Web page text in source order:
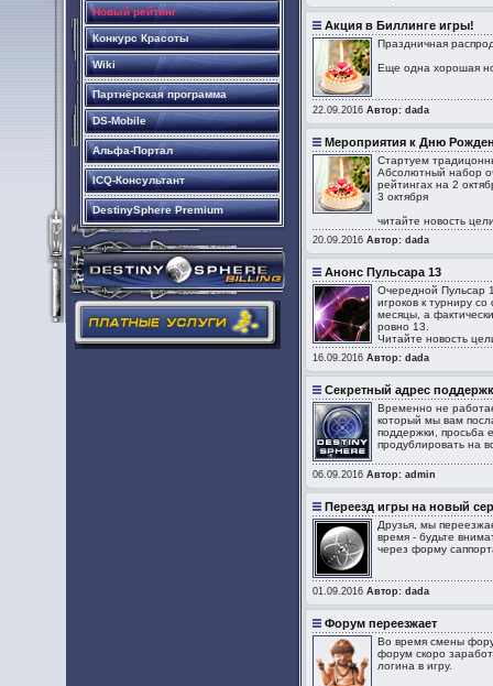
Новый рейтинг
Конкурс Красоты
Wiki
Партнёрская программа
DS-Mobile
Альфа-Портал
ICQ-Консультант
DestinySphere Premium
Акция в Биллинге игры!
Праздничная
Еще одна хорошая
22.09.2016 Автор: dada
Мероприятия к Дню
Стартуем
Абсолютный набор
рейтингах на 2
3 октября
читайте новость
20.09.2016 Автор: dada
Анонс Пульсара 13
Очередной Пульсар
игроков к турниру
месяцы, а
ровно 13.
Читайте новость
16.09.2016 Автор: dada
Секретный адрес
Временно не
который мы вам
поддержки, просьба
продублировать на
06.09.2016 Автор: admin
Переезд игры на новый
Друзья, мы
время - будьте
через форму
01.09.2016 Автор: dada
Форум переезжает
Во время смены
форум скоро
логина в игру.